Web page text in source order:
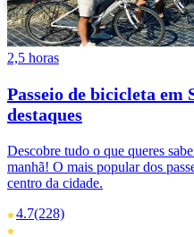
2,5 horas
Passeio de bicicleta em
destaques
Descobre tudo o que queres
manhã! O mais popular dos
centro da cidade.
4.7(228)